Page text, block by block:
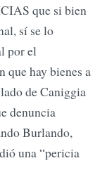
que si bien
sí se lo
por el
que hay bienes a
de Caniggia
denuncia
Burlando,
una “pericia